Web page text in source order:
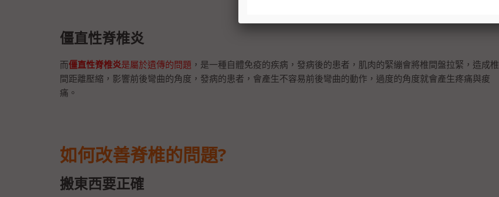
僵直性脊椎炎
而僵直性脊椎炎是屬於遺傳的問題 ，是一種自體免疫的疾病，發病後的患者，肌肉的緊繃會將椎間盤拉緊，造成椎
間距離壓縮，影響前後彎曲的角度，發病的患者，會產生不容易前後彎曲的動作，過度的角度就會產生疼痛與痠
痛。
如何改善脊椎的問題?
搬東西要正確